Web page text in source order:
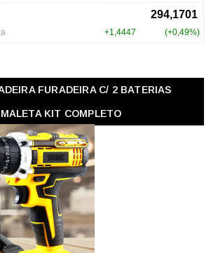
FURADEIRA C/ 2 BATERIAS
MALETA KIT COMPLETO